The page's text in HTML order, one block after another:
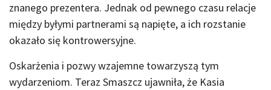
znanego prezentera. Jednak od pewnego czasu relacje
między byłymi partnerami są napięte, a ich rozstanie
okazało się kontrowersyjne.
Oskarżenia i pozwy wzajemne towarzyszą tym
wydarzeniom. Teraz Smaszcz ujawniła, że Kasia